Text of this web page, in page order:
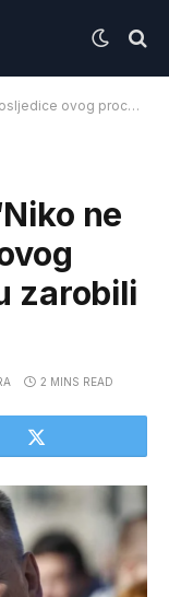
su zarobili naše društvo”
ne
zarobili
2 MINS READ